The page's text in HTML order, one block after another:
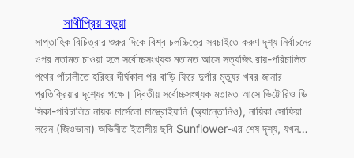
সাথীপ্রিয় বড়ুয়া
সাপ্তাহিক বিচিত্রার শুরুর দিকে বিশ্ব চলচ্চিত্রে সবচাইতে করুণ দৃশ্য নির্বাচনের
ওপর মতামত চাওয়া হলে সর্বোচ্চসংখ্যক মতামত আসে সত্যজিৎ রায়-পরিচালিত
পথের পাঁচালীতে হরিহর দীর্ঘকাল পর বাড়ি ফিরে দুর্গার মৃত্যুর খবর জানার
প্রতিক্রিয়ার দৃশ্যের পক্ষে। দ্বিতীয় সর্বোচ্চসংখ্যক মতামত আসে ভিট্টোরিও ডি
সিকা-পরিচালিত নায়ক মার্সেলো মাস্ত্রোইয়ানি (অ্যান্তোনিও), নায়িকা সোফিয়া
লরেন (জিওভানা) অভিনীত ইতালীয় ছবি Sunflower-এর শেষ দৃশ্য, যখন…